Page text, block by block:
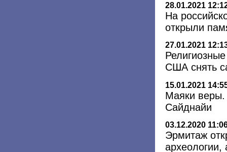
28.01.2021
На
открыли
27.01.2021
США снять
15.01.2021
Маяки веры.
Сайднайи
03.12.2020
Эрмитаж
археологии,